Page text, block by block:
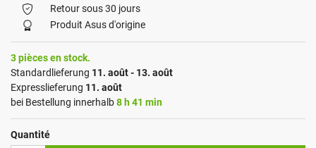
Retour sous 30 jours
Produit Asus d'origine
3 pièces en stock.
Standardlieferung 11. août - 13. août
Expresslieferung 11. août
bei Bestellung innerhalb8 h 41 min
Quantité